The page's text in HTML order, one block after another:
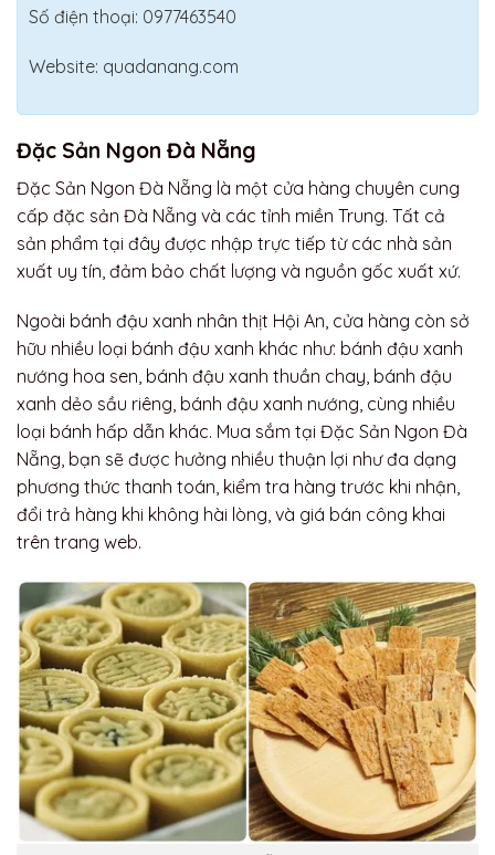
Số điện thoại: 0977463540
Website: quadanang.com
Đặc Sản Ngon Đà Nẵng
Đặc Sản Ngon Đà Nẵng là một cửa hàng chuyên cung
cấp đặc sản Đà Nẵng và các tỉnh miền Trung. Tất cả
sản phẩm tại đây được nhập trực tiếp từ các nhà sản
xuất uy tín, đảm bảo chất lượng và nguồn gốc xuất xứ.
Ngoài bánh đậu xanh nhân thịt Hội An, cửa hàng còn sở
hữu nhiều loại bánh đậu xanh khác như: bánh đậu xanh
nướng hoa sen, bánh đậu xanh thuần chay, bánh đậu
xanh dẻo sầu riêng, bánh đậu xanh nướng, cùng nhiều
loại bánh hấp dẫn khác. Mua sắm tại Đặc Sản Ngon Đà
Nẵng, bạn sẽ được hưởng nhiều thuận lợi như đa dạng
phương thức thanh toán, kiểm tra hàng trước khi nhận,
đổi trả hàng khi không hài lòng, và giá bán công khai
trên trang web.